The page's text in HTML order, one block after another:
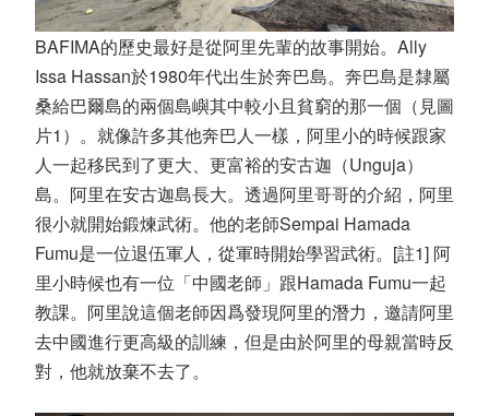
BAFIMA的歷史最好是從阿里先輩的故事開始。Ally
Issa Hassan於1980年代出生於奔巴島。奔巴島是隸屬
桑給巴爾島的兩個島嶼其中較小且貧窮的那一個（見圖
片1）。就像許多其他奔巴人一樣，阿里小的時候跟家
人一起移民到了更大、更富裕的安古迦（Unguja）
島。阿里在安古迦島長大。透過阿里哥哥的介紹，阿里
很小就開始鍛煉武術。他的老師Sempai Hamada
Fumu是一位退伍軍人，從軍時開始學習武術。[註1] 阿
里小時候也有一位「中國老師」跟Hamada Fumu一起
教課。阿里說這個老師因爲發現阿里的潛力，邀請阿里
去中國進行更高級的訓練，但是由於阿里的母親當時反
對，他就放棄不去了。